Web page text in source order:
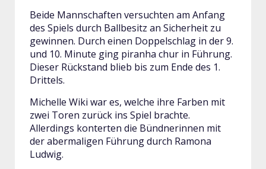
Beide Mannschaften versuchten am Anfang
des Spiels durch Ballbesitz an Sicherheit zu
gewinnen. Durch einen Doppelschlag in der 9.
und 10. Minute ging piranha chur in Führung.
Dieser Rückstand blieb bis zum Ende des 1.
Drittels.
Michelle Wiki war es, welche ihre Farben mit
zwei Toren zurück ins Spiel brachte.
Allerdings konterten die Bündnerinnen mit
der abermaligen Führung durch Ramona
Ludwig.